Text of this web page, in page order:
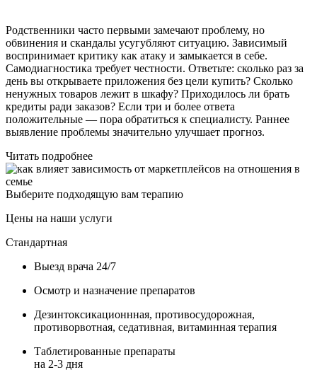
Родственники часто первыми замечают проблему, но
обвинения и скандалы усугубляют ситуацию. Зависимый
воспринимает критику как атаку и замыкается в себе.
Самодиагностика требует честности. Ответьте: сколько раз за
день вы открываете приложения без цели купить? Сколько
ненужных товаров лежит в шкафу? Приходилось ли брать
кредиты ради заказов? Если три и более ответа
положительные — пора обратиться к специалисту. Раннее
выявление проблемы значительно улучшает прогноз.
Читать подробнее
Выберите подходящую вам терапию
Цены на наши услуги
Стандартная
Выезд врача 24/7
Осмотр и назначение препаратов
Дезинтоксикационнная, противосудорожная,
противорвотная, седативная, витаминная терапия
Таблетированные препараты
на 2-3 дня